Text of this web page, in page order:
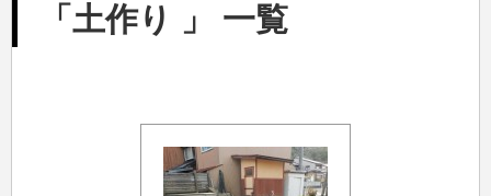
「土作り 」 一覧